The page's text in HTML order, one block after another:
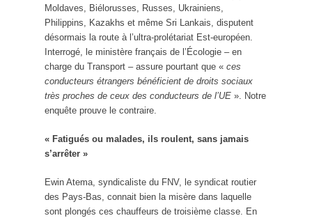
Moldaves, Biélorusses, Russes, Ukrainiens,
Philippins, Kazakhs et même Sri Lankais, disputent
désormais la route à l’ultra-prolétariat Est-européen.
Interrogé, le ministère français de l’Écologie – en
charge du Transport – assure pourtant que « ces
conducteurs étrangers bénéficient de droits sociaux
très proches de ceux des conducteurs de l’UE ». Notre
enquête prouve le contraire.
« Fatigués ou malades, ils roulent, sans jamais
s’arrêter »
Ewin Atema, syndicaliste du FNV, le syndicat routier
des Pays-Bas, connait bien la misère dans laquelle
sont plongés ces chauffeurs de troisième classe. En